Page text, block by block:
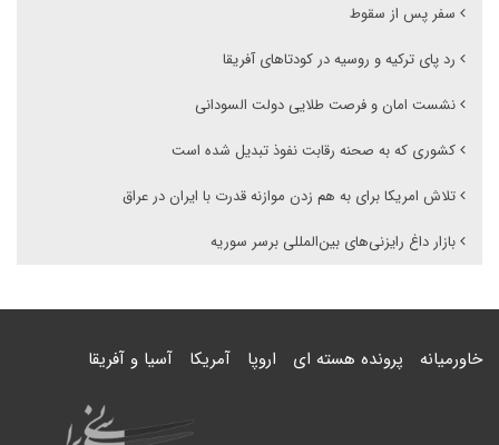
سفر پس از سقوط
رد پای ترکیه و روسیه در کودتاهای آفریقا
نشست امان و فرصت طلایی دولت السودانی
کشوری که به صحنه رقابت نفوذ تبدیل شده است
تلاش امریکا برای به هم زدن موازنه قدرت با ایران در عراق
بازار داغ رایزنی‌های بین‌المللی برسر سوریه
خاورمیانه پرونده هسته ای اروپا آمریکا آسیا و آفریقا